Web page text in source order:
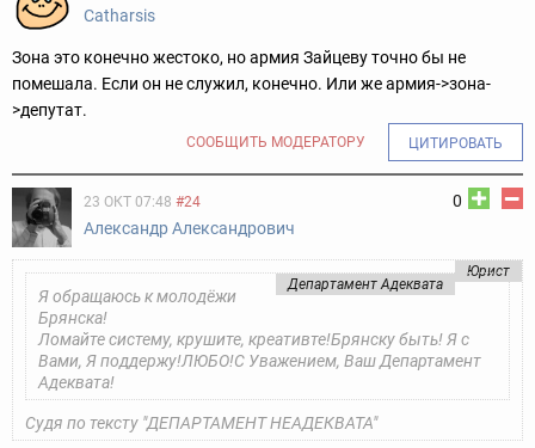
Catharsis
Зона это конечно жестоко, но армия Зайцеву точно бы не
помешала. Если он не служил, конечно. Или же армия->зона-
>депутат.
СООБЩИТЬ МОДЕРАТОРУ ЦИТИРОВАТЬ
0
23 ОКТ 07:48 #24
Александр Александрович
Юрист
Департамент Адеквата
Я обращаюсь к молодёжи
Брянска!
Ломайте систему, крушите, креативте!Брянску быть! Я с
Вами, Я поддержу!ЛЮБО!С Уважением, Ваш Департамент
Адеквата!
Судя по тексту "ДЕПАРТАМЕНТ НЕАДЕКВАТА"